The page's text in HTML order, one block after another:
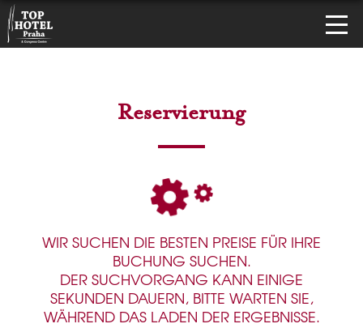
Reservierung
WIR SUCHEN DIE BESTEN PREISE FÜR IHRE
BUCHUNG SUCHEN.
DER SUCHVORGANG KANN EINIGE
SEKUNDEN DAUERN, BITTE WARTEN SIE,
WÄHREND DAS LADEN DER ERGEBNISSE.